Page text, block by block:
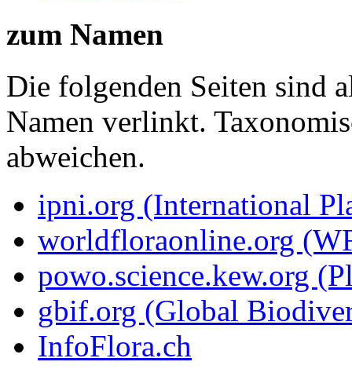
zum Namen
Die folgenden Seiten sind
Namen verlinkt.
abweichen.
ipni.org (International
worldfloraonline.org
powo.science.kew.org
gbif.org (Global
InfoFlora.ch